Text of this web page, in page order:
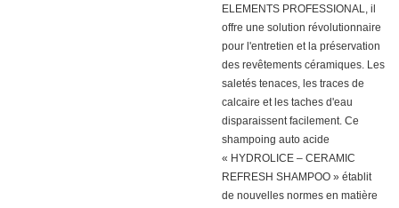
ELEMENTS PROFESSIONAL, il
offre une solution révolutionnaire
pour l'entretien et la préservation
des revêtements céramiques. Les
saletés tenaces, les traces de
calcaire et les taches d'eau
disparaissent facilement. Ce
shampoing auto acide
« HYDROLICE – CERAMIC
REFRESH SHAMPOO » établit
de nouvelles normes en matière